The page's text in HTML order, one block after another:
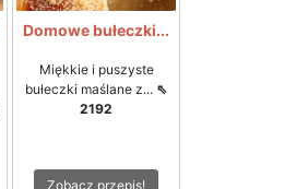
Domowe bułeczki...
Miękkie i puszyste
bułeczki maślane z... ⇖
2192
Zobacz przepis!